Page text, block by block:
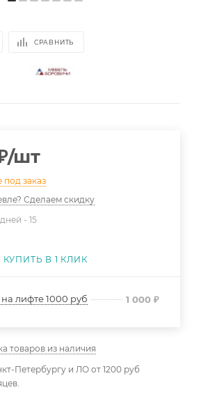
СРАВНИТЬ
/шт
под заказ
Сделаем скидку
- 15
КУПИТЬ В 1 КЛИК
лифте 1000 руб 1 000 ₽
товаров из наличия
Петербургу и ЛО от 1200 руб